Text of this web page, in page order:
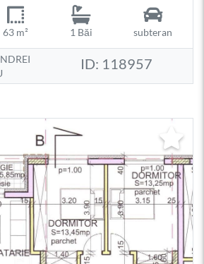
63 m² 1 Băi subteran
ID: 118957